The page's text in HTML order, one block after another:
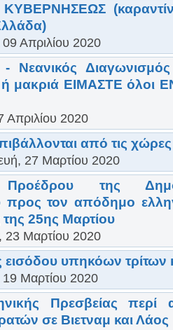
Απριλίου 2020
- Νεανικός
ή μακριά ΕΙΜΑΣΤΕ όλοι
Απριλίου 2020
από τις
27 Μαρτίου 2020
της
τον απόδημο
της 25ης Μαρτίου
23 Μαρτίου 2020
εισόδου υπηκόων τρίτων
Μαρτίου 2020
Πρεσβείας περί
σε Βιετναμ και Λάος